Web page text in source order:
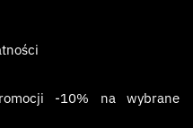
-10% na wybrane